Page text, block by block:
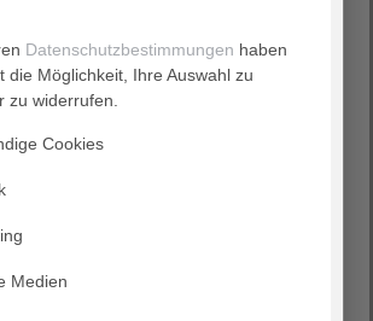
Antrag auf eine
aus anderen Kliniken übernehmen,
zusammen mit den
den Antrag. Andere Anträge werden
Sie kennen ihre Patienten häufig
Zeitraum und können deren
gut einschätzen und Veränderungen
so frühzeitig erkennen.
Datenschutzbestimmungen haben
die Möglichkeit, Ihre Auswahl zu
zu widerrufen.
Cookies
Medien